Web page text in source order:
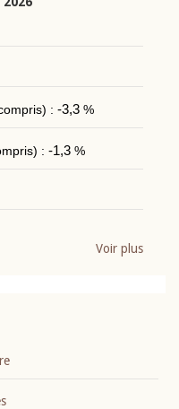
: -3,3%
: -1,3%
Voir plus